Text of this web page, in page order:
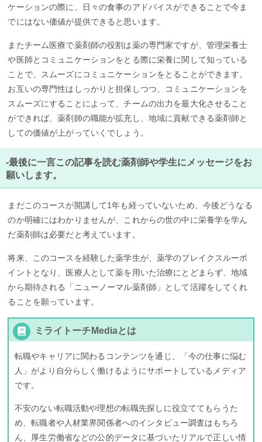
ケーションの際に、日々の食事のアドバイスができることで今ま
でにはない価値が提供できると思います。
またチーム医療で薬剤師の役割は薬の専門家ですが、管理栄養士
や医師とコミュニケーションをとる際に栄養に関して知っている
ことで、スムーズにコミュニケーションをとることができます。
お互いの専門性はしっかりと担保しつつ、コミュニケーションを
スムーズにすることによって、チームの出力を最大化させること
ができれば、薬剤師の職能が拡充し、地域に貢献できる薬剤師と
しての価値が上がっていくでしょう。
-最後に一言この記事を読む薬剤師や学生にメッセージをお
願いします。
まだこのコースが開講して1年も経っていないため、今後どうなる
のか明確にはわかりませんが、これからの世の中に栄養学を学ん
だ薬剤師は必要だと考えています。
将来、このコースを経験した薬学生が、薬学のブレイクスルーポ
イントとなり、医療人として薬を用いた治療にとどまらず、地域
から期待される「ニューノーマル薬剤師」として活躍をしてくれ
ることを願っています。
ミライトーチMediaとは
転職やキャリアに関わるコンテンツを通じ、「今の仕事に悩む
人」がより自分らしく働けるようにサポートしているメディア
です。
不安のない転職活動や理想の転職先探しに役立ててもらうた
め、転職者や人材業界関係者へのインタビュー調査はもちろ
ん、厚生労働省などの公的データに基づいたリアルで正しい情